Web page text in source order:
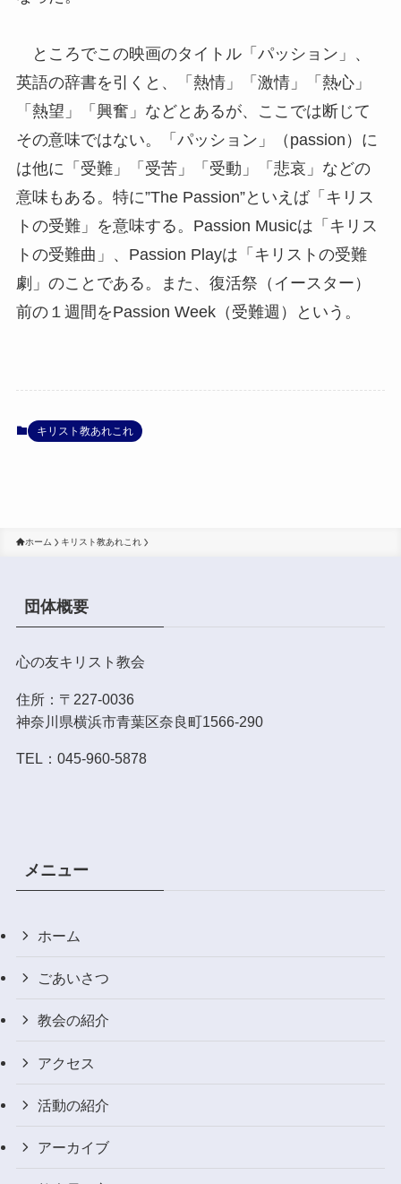
ところでこの映画のタイトル「パッション」、
英語の辞書を引くと、「熱情」「激情」「熱心」
「熱望」「興奮」などとあるが、ここでは断じて
その意味ではない。「パッション」（passion）に
は他に「受難」「受苦」「受動」「悲哀」などの
意味もある。特に”The Passion”といえば「キリス
トの受難」を意味する。Passion Musicは「キリス
トの受難曲」、Passion Playは「キリストの受難
劇」のことである。また、復活祭（イースター）
前の１週間をPassion Week（受難週）という。
キリスト教あれこれ
ホーム キリスト教あれこれ
団体概要
心の友キリスト教会
住所：〒227-0036
神奈川県横浜市青葉区奈良町1566-290
TEL：045-960-5878
メニュー
ホーム
ごあいさつ
教会の紹介
アクセス
活動の紹介
アーカイブ